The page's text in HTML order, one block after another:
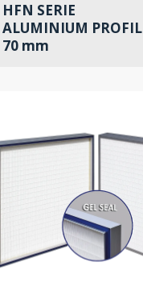
HFN SERIE
ALUMINIUM PROFIL
70 mm